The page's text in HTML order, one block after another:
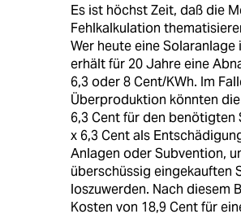
Es ist höchst Zeit, daß die
Fehlkalkulation
Wer heute eine
erhält für 20 Jahre eine
6,3 oder 8 Cent/KWh. Im
Überproduktion könnten
6,3 Cent für den benötigten
x 6,3 Cent als
Anlagen oder Subvention,
überschüssig eingekauften
loszuwerden. Nach diesem
Kosten von 18,9 Cent für